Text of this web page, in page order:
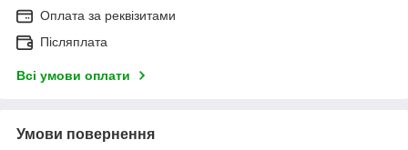
Оплата за реквізитами
Післяплата
Всі умови оплати
Умови повернення